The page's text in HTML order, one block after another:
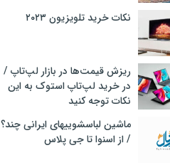
نکات خرید تلویزیون ۲۰۲۳
ریزش قیمت‌ها در بازار لپ‌تاپ /
در خرید لپ‌تاپ استوک به این
نکات توجه کنید
ماشین لباسشویی‎های ایرانی چند؟
/ از اسنوا تا جی پلاس